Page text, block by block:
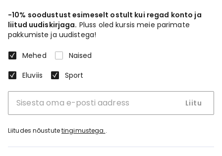
-10% soodustust esimeselt ostult kui regad konto ja
liitud uudiskirjaga. Pluss oled kursis meie parimate
pakkumiste ja uudistega!
Mehed
Naised
Eluviis
Sport
Liitu
Liitudes nõustutetingimustega..